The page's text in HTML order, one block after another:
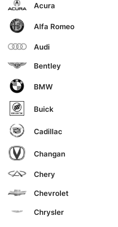
Acura
Alfa Romeo
Audi
Bentley
BMW
Buick
Cadillac
Changan
Chery
Chevrolet
Chrysler